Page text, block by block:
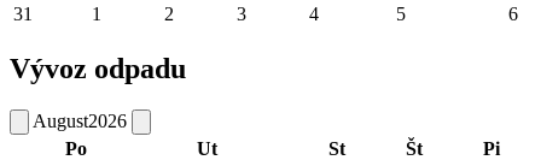
31
1 2 3 4 5 6
Vývoz odpadu
August2026
Po
Ut St Št Pi